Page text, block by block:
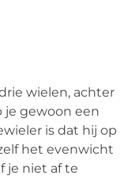
wielen, achter
je gewoon een
is dat hij op
het evenwicht
je niet af te